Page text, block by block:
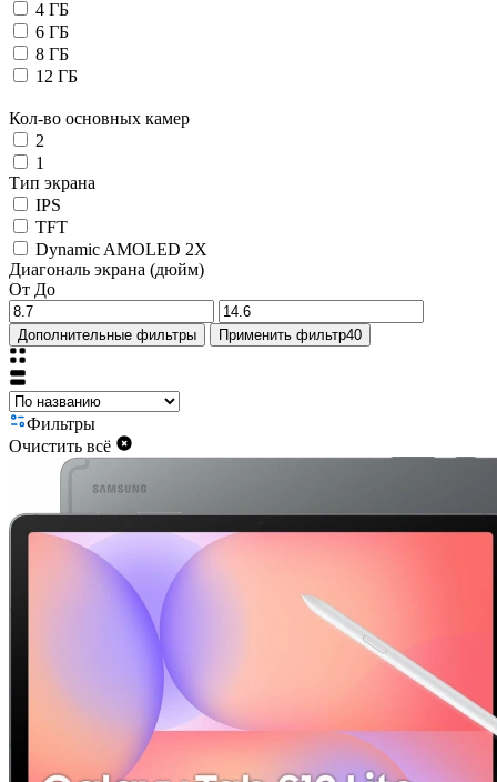
4 ГБ
6 ГБ
8 ГБ
12 ГБ
Кол-во основных камер
2
1
Тип экрана
IPS
TFT
Dynamic AMOLED 2X
Диагональ экрана (дюйм)
От До
Дополнительные фильтры Применить фильтр40
Фильтры
Очистить всё